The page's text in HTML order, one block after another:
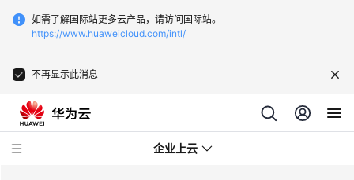
如需了解国际站更多云产品，请访问国际站。
https://www.huaweicloud.com/intl/
不再显示此消息
企业上云